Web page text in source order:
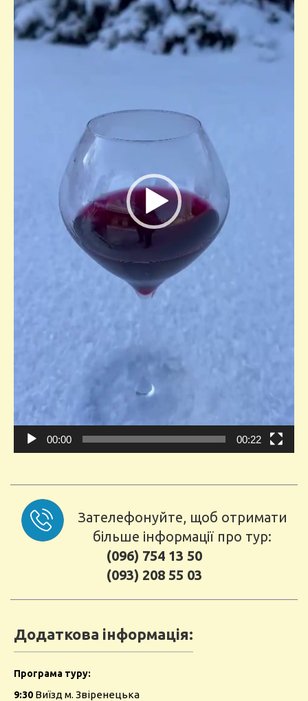
00:00 00:22
Зателефонуйте, щоб отримати
більше інформації про тур:
(096) 754 13 50
(093) 208 55 03
Додаткова інформація:
Програма туру:
9:30 Виїзд м. Звіренецька